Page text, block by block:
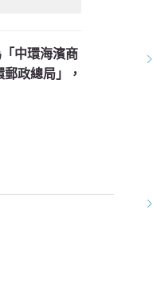
中環海濱商
政總局」，